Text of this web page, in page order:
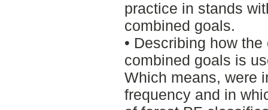
practice in stands
combined goals.
• Describing how
combined goals is
Which means, were
frequency and in